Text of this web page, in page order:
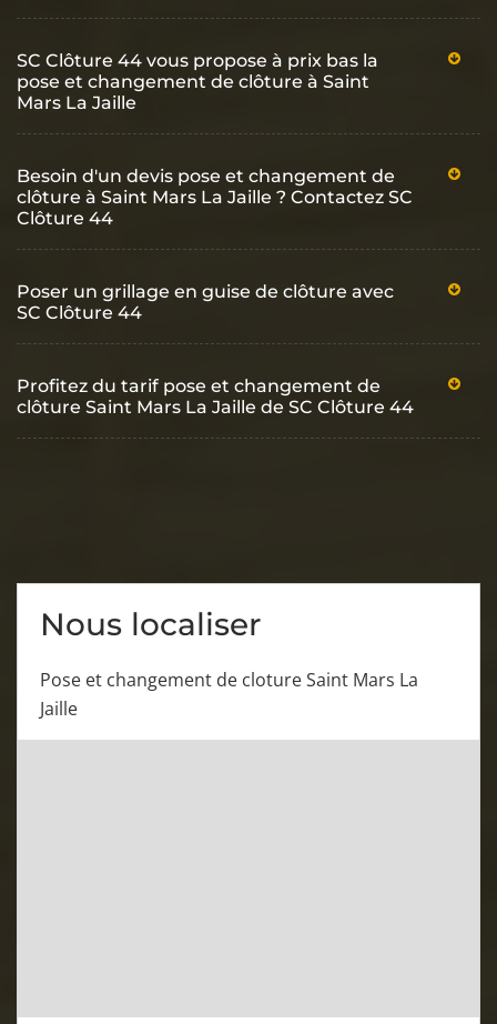
SC Clôture 44 vous propose à prix bas la
pose et changement de clôture à Saint
Mars La Jaille
Besoin d'un devis pose et changement de
clôture à Saint Mars La Jaille ? Contactez SC
Clôture 44
Poser un grillage en guise de clôture avec
SC Clôture 44
Profitez du tarif pose et changement de
clôture Saint Mars La Jaille de SC Clôture 44
Nous localiser
Pose et changement de cloture Saint Mars La
Jaille